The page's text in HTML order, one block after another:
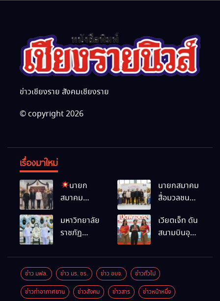
ข่าวเชียงราย สังคมเชียงราย
© copyright 2026
เรื่องมาใหม่
นายก
สมาคม
และนัก
ประชาสัมพันธ์
ร่วมในงานที่
มฟล. เปิด
“โครงการ
เสริมสร้างสุข
นายกสมาคม
สื่อมวลชน
ประชาสัมพันธ์
เชียงราย
กิจกรรมที่
สำนักงาน
การท่องเที่ยว
และกีฬา
มหาวิทยาลัย
ราชภัฏ
ร่วมเป็นเจ้า
ภาพพิธี
บำเพ็ญกุศล
พร้อมน้อม
เวียตเจ็ท ดัน
สนามบินอุ
เชื่อมต่อเส้น
ทางนานาชาติ
ข่าว มฟล. ข่าว มร. ชร. ข่าว อบจ. ข่าวทั่วไป
ข่าวท่าอากาศยาน ข่าวสังคม ข่าวสาร ข่าวหน้าหนึ่ง